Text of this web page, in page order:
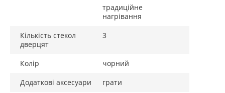
традиційне
нагрівання
Кількість стекол
дверцят
3
Колір
чорний
Додаткові аксесуари
грати